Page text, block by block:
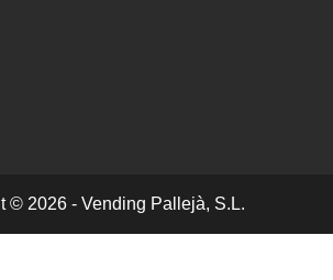
© 2026 - Vending Pallejà, S.L.